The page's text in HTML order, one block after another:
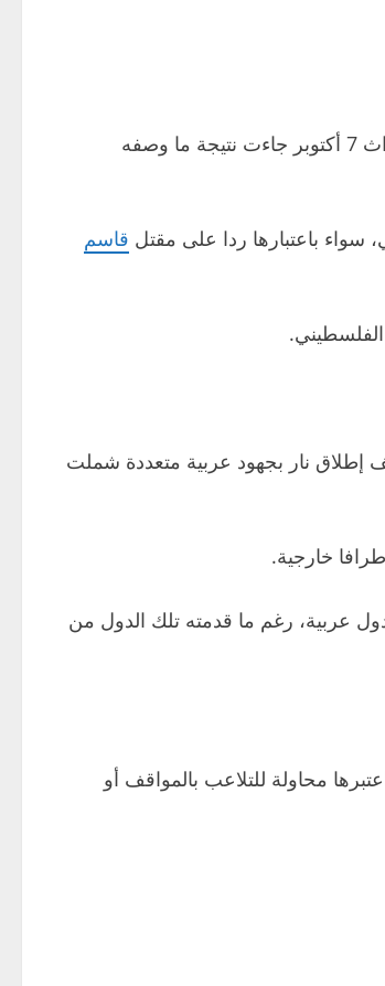
يحمل الحرازين حركة حماس مسؤولية ما آلت إليه الأوضاع الفلسطينية خلال الفترة الأخيرة، مشيرا إلى أن التطورات التي أعقبت أحداث 7 أكتوبر جاءت نتيجة ما وصفه
سواء باعتبارها ردا على مقتل قاسم
إطلاق نار بجهود عربية متعددة شملت
خارجية.
عربية، رغم ما قدمته تلك الدول من
محاولة للتلاعب بالمواقف أو